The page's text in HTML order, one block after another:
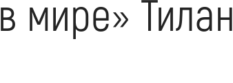
мире» Тилан